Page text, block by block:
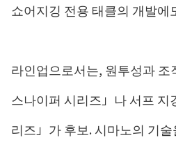
쇼어지깅 전용 태클의 개발에
라인업으로서는, 원투성과 조
스나이퍼 시리즈」나 서프 지
리즈」가 후보. 시마노의 기